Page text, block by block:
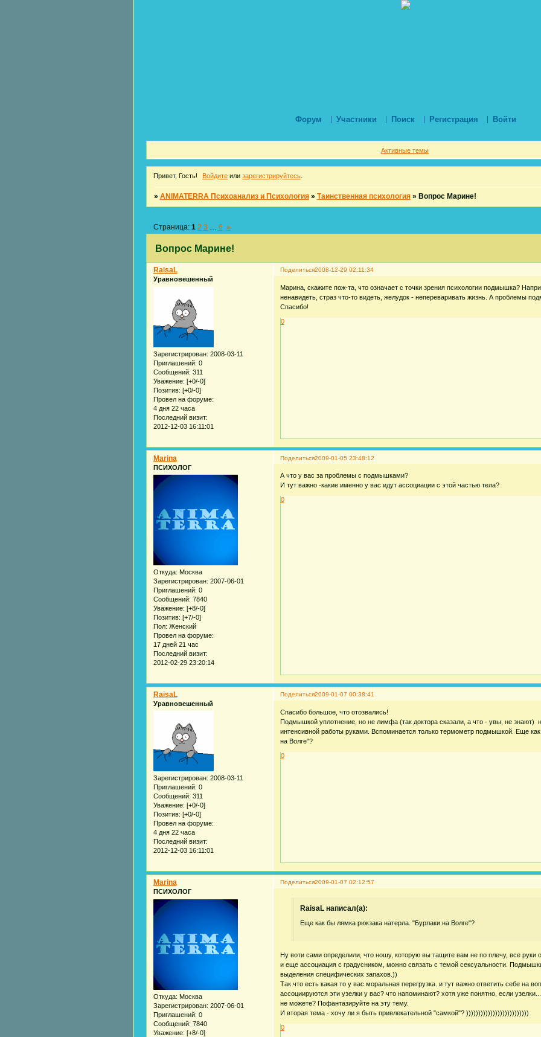
Форум Участники Поиск Регистрация Войти
Активные темы
Привет, Гость! Войдите или зарегистрируйтесь
» ANIMATERRA Психоанализ и Психология » Таинственная психология » Вопрос Марине!
Вопрос Марине!
Страница: 1 2 3 6 »
Поделиться2008-12-29 02:11:34
RaisaL
Уравновешенный
Зарегистрирован: 2008-03-11
Приглашений: 0
Сообщений: 311
Уважение: [+0/-0]
Позитив: [+0/-0]
Провел на форуме:
4 дня 22 часа
Последний визит:
2012-12-03 16:11:01
Марина, скажите пож-та, что означает с точки зрения психологии подмышка?
ненавидеть, страз что-то видеть, желудок - непереваривать жизнь. А проблемы
Спасибо!
0
Поделиться2009-01-05 23:48:12
Marina
ПСИХОЛОГ
Откуда: Москва
Зарегистрирован: 2007-06-01
Приглашений: 0
Сообщений: 7840
Уважение: [+8/-0]
Позитив: [+7/-0]
Пол: Женский
Провел на форуме:
17 дней 21 час
Последний визит:
2012-02-29 23:20:14
А что у вас за проблемы с подмышками?
И тут важно -какие именно у вас идут ассоциации с этой частью тела?
0
Поделиться2009-01-07 00:38:41
RaisaL
Уравновешенный
Зарегистрирован: 2008-03-11
Приглашений: 0
Сообщений: 311
Уважение: [+0/-0]
Позитив: [+0/-0]
Провел на форуме:
4 дня 22 часа
Последний визит:
2012-12-03 16:11:01
Спасибо большое, что отозвались!
Подмышкой уплотнение, но не лимфа (так доктора сказали, а что - увы, не знают)
интенсивной работы руками. Вспоминается только термометр подмышкой. Еще
на Волге"?
0
Поделиться2009-01-07 02:12:57
Marina
ПСИХОЛОГ
Откуда: Москва
Зарегистрирован: 2007-06-01
Приглашений: 0
Сообщений: 7840
Уважение: [+8/-0]
RaisaL написал(а):
Еще как бы лямка рюкзака натерла. "Бурлаки на Волге"?
Ну воти сами определили, что ношу, которую вы тащите вам не по плечу, все руки
и еще ассоциация с градусником, можно связать с темой сексуальности.
выделения специфических запахов.))
Так что есть какая то у вас моральная перегрузка. и тут важно ответить себе на
ассоциируются эти узелки у вас? что напоминают? хотя уже понятно, если
не можете? Пофантазируйте на эту тему.
И вторая тема - хочу ли я быть привлекательной "самкой"? ))))))))))))))))))))))))))
0